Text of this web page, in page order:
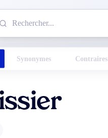
Synonymes Contraires